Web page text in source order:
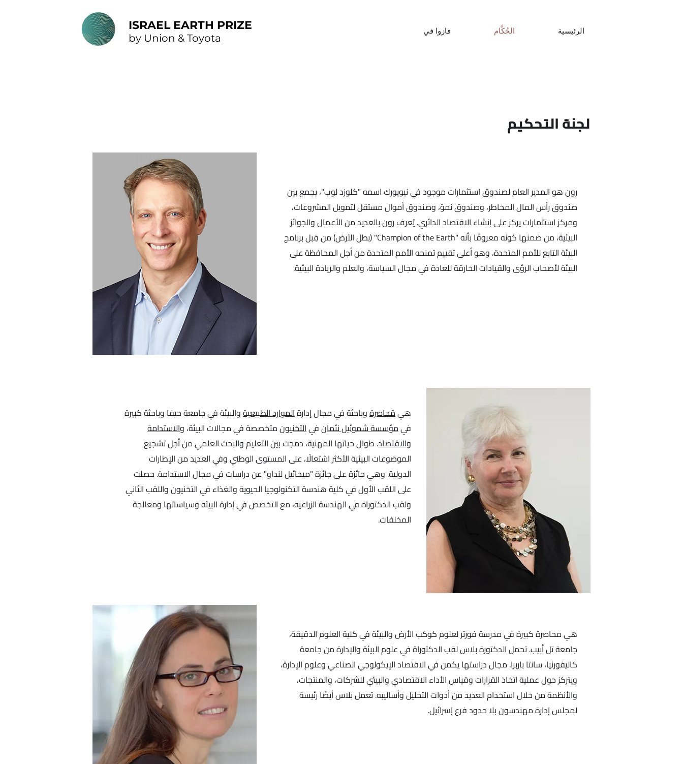
ISRAEL EARTH PRIZE
by Union & Toyota
الرئيسية الحُكَّام فازوا في
لجنة التحكيم
رون هو المدير العام لصندوق استثمارات موجود في نيويورك اسمه "كلوزد لوب"، يجمع بين
صندوق رأس المال المخاطر، وصندوق نموّ، وصندوق أموال مستقل لتمويل المشروعات،
ومركز استثمارات يركز على إنشاء الاقتصاد الدائري. يُعرف رون بالعديد من الأعمال والجوائز
البيئية، من ضمنها كونه معروفًا بأنه "Champion of the Earth" (بطل الأرض) من قِبل برنامج
البيئة التابع للأمم المتحدة، وهو أعلى تقييم تمنحه الأمم المتحدة من أجل المحافظة على
البيئة لأصحاب الرؤى والقيادات الخارقة للعادة في مجال السياسة، والعلم والريادة البيئية.
هيمُحاضرةوباحثة في مجال إدارةالموارد الطبيعيةوالبيئة في جامعة حيفا وباحثة كبيرة
فيمؤسسة شموئيل نئمانفيالتخنيونمتخصصة في مجالات البيئة، والاستدامة
والاقتصاد. طوال حياتها المهنية، دمجت بين التعليم والبحث العلمي من أجل تشجيع
الموضوعات البيئية الأكثر اشتعالًا، على المستوى الوطني وفي العديد من الإطارات
الدولية. وهي حائزة على جائزة "ميخائيل لنداو" عن دراسات في مجال الاستدامة. حصلت
على اللقب الأول في كلية هندسة التكنولوجيا الحيوية والغذاء في التخنيون واللقب الثاني
ولقب الدكتوراة في الهندسة الزراعية، مع التخصص في إدارة البيئة وسياساتها ومعالجة
المخلفات.
هي محاضرة كبيرة في مدرسة فورتر لعلوم كوكب الأرض والبيئة في كلية العلوم الدقيقة،
جامعة تل أبيب. تحمل الدكتورة بلاس لقب الدكتوراة في علوم البيئة والإدارة من جامعة
كاليفورنيا، سانتا باربرا. مجال دراستها يكمن في الاقتصاد الإيكولوجي الصناعي وعلوم الإدارة،
ويتركز حول عملية اتخاذ القرارات وقياس الأداء الاقتصادي والبيئي للشركات، والمنتجات،
والأنظمة من خلال استخدام العديد من أدوات التحليل وأساليبه. تعمل بلاس أيضًا رئيسة
لمجلس إدارة مهندسون بلا حدود فرع إسرائيل.